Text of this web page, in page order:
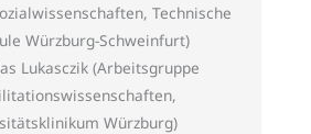
Technische
Würzburg-Schweinfurt)
Lukasczik (Arbeitsgruppe
Würzburg)